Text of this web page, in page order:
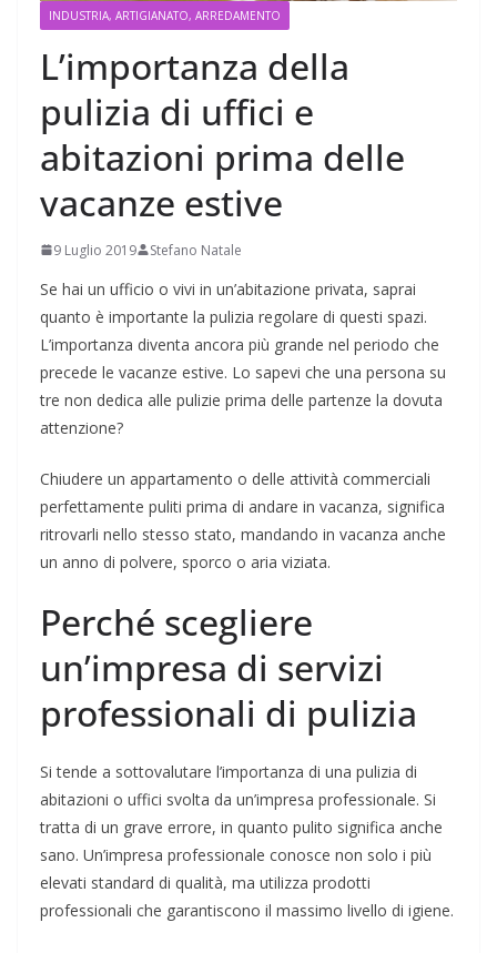
INDUSTRIA, ARTIGIANATO, ARREDAMENTO
L’importanza della
pulizia di uffici e
abitazioni prima delle
vacanze estive
9 Luglio 2019 Stefano Natale
Se hai un ufficio o vivi in un’abitazione privata, saprai
quanto è importante la pulizia regolare di questi spazi.
L’importanza diventa ancora più grande nel periodo che
precede le vacanze estive. Lo sapevi che una persona su
tre non dedica alle pulizie prima delle partenze la dovuta
attenzione?
Chiudere un appartamento o delle attività commerciali
perfettamente puliti prima di andare in vacanza, significa
ritrovarli nello stesso stato, mandando in vacanza anche
un anno di polvere, sporco o aria viziata.
Perché scegliere
un’impresa di servizi
professionali di pulizia
Si tende a sottovalutare l’importanza di una pulizia di
abitazioni o uffici svolta da un’impresa professionale. Si
tratta di un grave errore, in quanto pulito significa anche
sano. Un’impresa professionale conosce non solo i più
elevati standard di qualità, ma utilizza prodotti
professionali che garantiscono il massimo livello di igiene.